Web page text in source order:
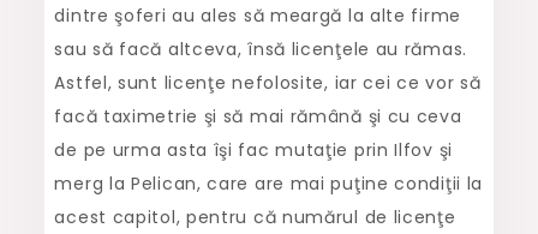
dintre şoferi au ales să meargă la alte firme
sau să facă altceva, însă licenţele au rămas.
Astfel, sunt licenţe nefolosite, iar cei ce vor să
facă taximetrie şi să mai rămână şi cu ceva
de pe urma asta îşi fac mutaţie prin Ilfov şi
merg la Pelican, care are mai puţine condiţii la
acest capitol, pentru că numărul de licenţe